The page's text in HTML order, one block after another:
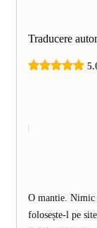
Traducere
O mantie. Nimic
folosește-l pe